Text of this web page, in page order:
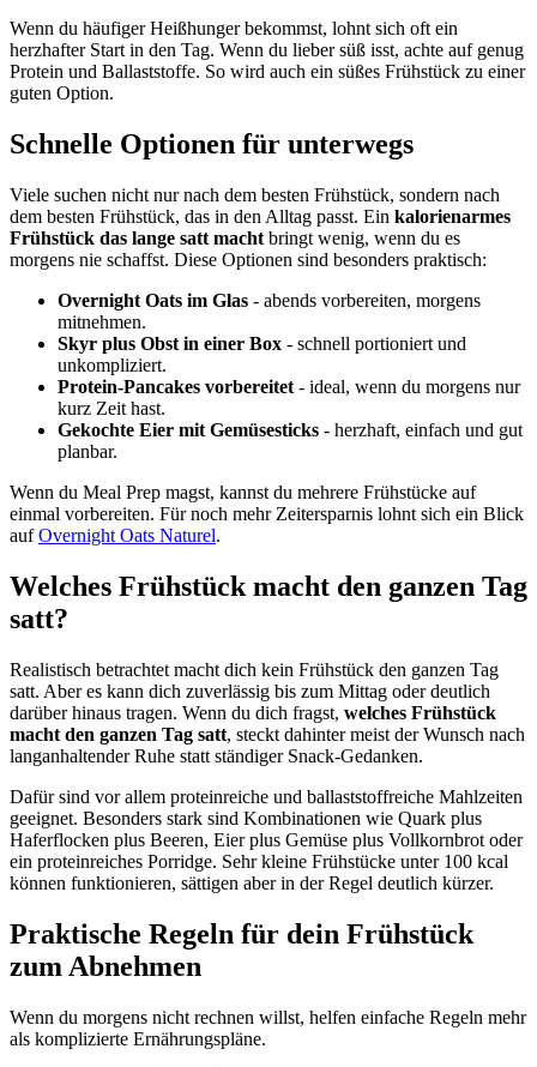
Wenn du häufiger Heißhunger bekommst, lohnt sich oft ein
herzhafter Start in den Tag. Wenn du lieber süß isst, achte auf genug
Protein und Ballaststoffe. So wird auch ein süßes Frühstück zu einer
guten Option.
Schnelle Optionen für unterwegs
Viele suchen nicht nur nach dem besten Frühstück, sondern nach
dem besten Frühstück, das in den Alltag passt. Ein kalorienarmes
Frühstück das lange satt macht bringt wenig, wenn du es
morgens nie schaffst. Diese Optionen sind besonders praktisch:
Overnight Oats im Glas - abends vorbereiten, morgens
mitnehmen.
Skyr plus Obst in einer Box - schnell portioniert und
unkompliziert.
Protein-Pancakes vorbereitet - ideal, wenn du morgens nur
kurz Zeit hast.
Gekochte Eier mit Gemüsesticks - herzhaft, einfach und gut
planbar.
Wenn du Meal Prep magst, kannst du mehrere Frühstücke auf
einmal vorbereiten. Für noch mehr Zeitersparnis lohnt sich ein Blick
aufOvernight Oats Naturel.
Welches Frühstück macht den ganzen Tag
satt?
Realistisch betrachtet macht dich kein Frühstück den ganzen Tag
satt. Aber es kann dich zuverlässig bis zum Mittag oder deutlich
darüber hinaus tragen. Wenn du dich fragst, welches Frühstück
macht den ganzen Tag satt, steckt dahinter meist der Wunsch nach
langanhaltender Ruhe statt ständiger Snack-Gedanken.
Dafür sind vor allem proteinreiche und ballaststoffreiche Mahlzeiten
geeignet. Besonders stark sind Kombinationen wie Quark plus
Haferflocken plus Beeren, Eier plus Gemüse plus Vollkornbrot oder
ein proteinreiches Porridge. Sehr kleine Frühstücke unter 100 kcal
können funktionieren, sättigen aber in der Regel deutlich kürzer.
Praktische Regeln für dein Frühstück
zum Abnehmen
Wenn du morgens nicht rechnen willst, helfen einfache Regeln mehr
als komplizierte Ernährungspläne.